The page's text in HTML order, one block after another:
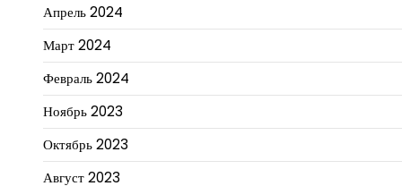
Апрель 2024
Март 2024
Февраль 2024
Ноябрь 2023
Октябрь 2023
Август 2023